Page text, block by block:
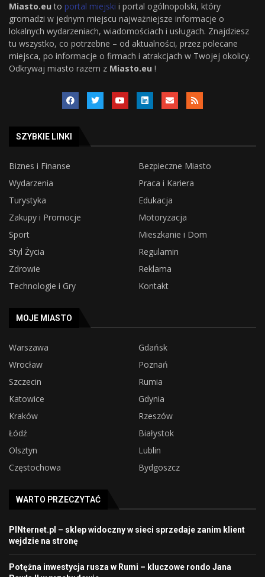
Miasto.eu to portal miejski i portal ogólnopolski, który
gromadzi w jednym miejscu najważniejsze informacje o
lokalnych wydarzeniach, wiadomościach i usługach. Znajdziesz
tu wszystko, co potrzebne – od aktualności, przez polecane
miejsca, po informacje o firmach i atrakcjach w Twojej okolicy.
Odkrywaj miasto razem z Miasto.eu !
SZYBKIE LINKI
Biznes i Finanse
Bezpieczne Miasto
Wydarzenia
Praca i Kariera
Turystyka
Edukacja
Zakupy i Promocje
Motoryzacja
Sport
Mieszkanie i Dom
Styl Życia
Regulamin
Zdrowie
Reklama
Technologie i Gry
Kontakt
MOJE MIASTO
Warszawa
Gdańsk
Wrocław
Poznań
Szczecin
Rumia
Katowice
Gdynia
Kraków
Rzeszów
Łódź
Białystok
Olsztyn
Lublin
Częstochowa
Bydgoszcz
WARTO PRZECZYTAĆ
PINternet.pl – sklep widoczny w sieci sprzedaje zanim klient
wejdzie na stronę
Potężna inwestycja rusza w Rumi – kluczowe rondo Jana